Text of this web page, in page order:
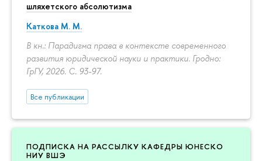
шляхетского абсолютизма
Каткова М. М.
В кн.: Парадигма права в контексте современного
развития юридической науки и практики. Гродно:
ГрГУ, 2026. С. 93-97.
Все публикации
ПОДПИСКА НА РАССЫЛКУ КАФЕДРЫ ЮНЕСКО
НИУ ВШЭ